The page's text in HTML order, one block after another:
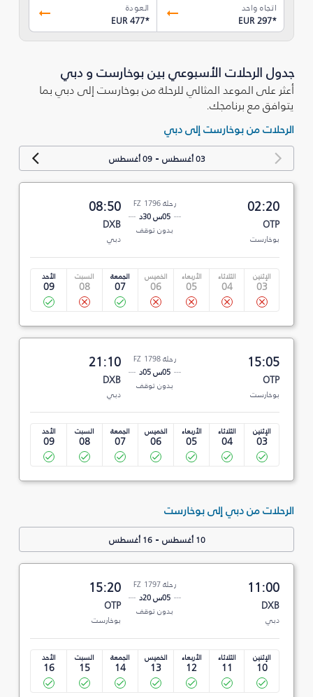
اتجاه واحد
EUR 297*
العودة
EUR 477*
جدول الرحلات الأسبوعي بين بوخارست و دبي
أعثر على الموعد المثالي للرحلة من بوخارست إلى دبي بما
يتوافق مع برنامجك.
الرحلات من بوخارست إلى دبي
03 أغسطس -09 أغسطس
02:20
OTP
بوخارست
رحلة FZ 1796
05س 30د
بدون توقف
08:50
DXB
دبي
الإثنين
03
الثلاثاء
04
الأربعاء
05
الخميس
06
الجمعة
07
السبت
08
الأحد
09
15:05
OTP
بوخارست
رحلة FZ 1798
05س 05د
بدون توقف
21:10
DXB
دبي
الإثنين
03
الثلاثاء
04
الأربعاء
05
الخميس
06
الجمعة
07
السبت
08
الأحد
09
الرحلات من دبي إلى بوخارست
10 أغسطس -16 أغسطس
11:00
DXB
دبي
رحلة FZ 1797
05س 20د
بدون توقف
15:20
OTP
بوخارست
الإثنين
10
الثلاثاء
11
الأربعاء
12
الخميس
13
الجمعة
14
السبت
15
الأحد
16